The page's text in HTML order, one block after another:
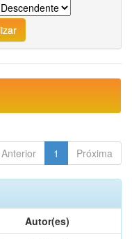
Anterior 1 Próxima
Autor(es)